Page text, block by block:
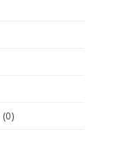
(0)